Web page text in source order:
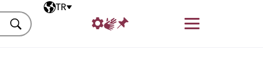
Seçili dil
TR
Menü
Ara